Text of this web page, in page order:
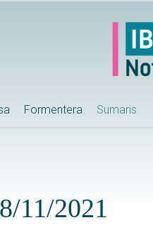
Formentera Sumaris
11/2021